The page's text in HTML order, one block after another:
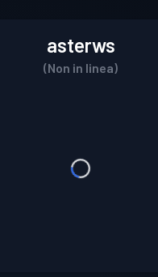
asterws
(Non in linea)